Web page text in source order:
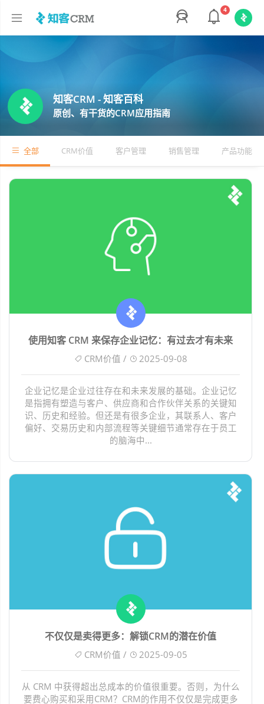
4
知客CRM - 知客百科
原创、有干货的CRM应用指南
全部 CRM价值 客户管理 销售管理 产品功能
使用知客 CRM 来保存企业记忆：有过去才有未来
CRM价值 / 2025-09-08
企业记忆是企业过往存在和未来发展的基础。企业记忆
是指拥有塑造与客户、供应商和合作伙伴关系的关键知
识、历史和经验。但还是有很多企业，其联系人、客户
偏好、交易历史和内部流程等关键细节通常存在于员工
的脑海中...
不仅仅是卖得更多：解锁CRM的潜在价值
CRM价值 / 2025-09-05
从 CRM 中获得超出总成本的价值很重要。否则，为什么
要费心购买和采用CRM？CRM的作用不仅仅是完成更多